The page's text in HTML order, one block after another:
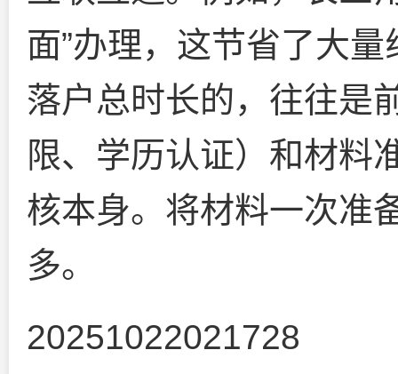
面”办理，这节省了大
落户总时长的，往往是
限、学历认证）和材料
核本身。将材料一次准
多。
20251022021728